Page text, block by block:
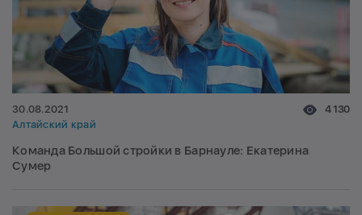
30.08.2021
Алтайский край
4 130
Команда Большой стройки в Барнауле: Екатерина
Сумер